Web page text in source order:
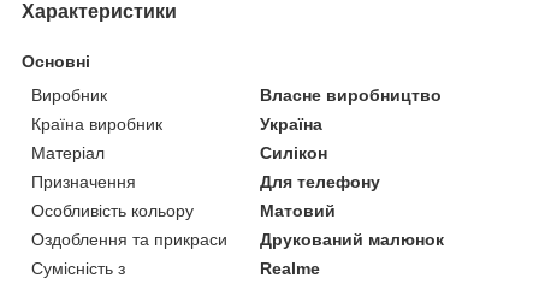
Характеристики
Основні
Виробник
Власне виробництво
Країна виробник
Україна
Матеріал
Силікон
Призначення
Для телефону
Особливість кольору
Матовий
Оздоблення та прикраси
Друкований малюнок
Сумісність з
Realme